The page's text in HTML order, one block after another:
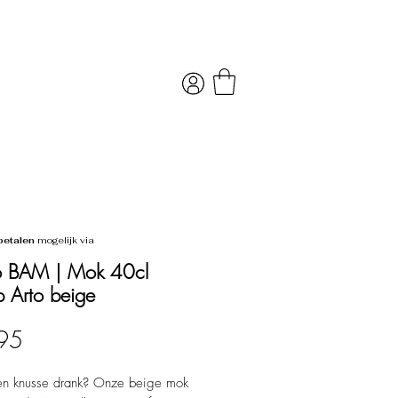
BAM | Mok 40cl
Arto beige
knusse drank? Onze beige mok
mogelijk via